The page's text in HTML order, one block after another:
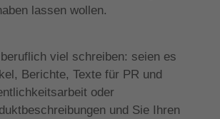
lassen wollen.
viel schreiben: seien es
Berichte, Texte für PR und
oder
und Sie Ihren